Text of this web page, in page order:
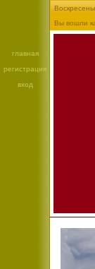
главная
регистрация
вход
Вы вошли